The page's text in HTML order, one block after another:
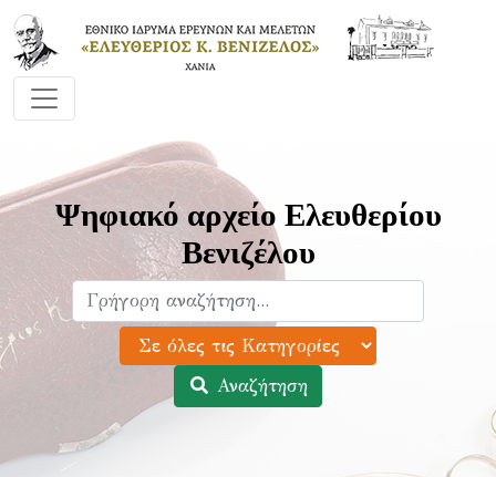
Ψηφιακό αρχείο Ελευθερίου
Βενιζέλου
Αναζήτηση